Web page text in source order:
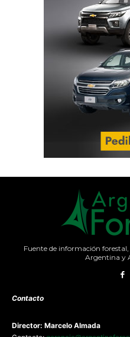
Fuente de información
Argentina y
Contacto
Director: Marcelo Almada